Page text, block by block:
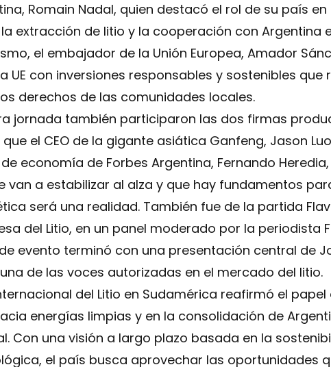
Romain Nadal, quien destacó el rol de su país
extracción de litio y la cooperación con Argentina
el embajador de la Unión Europea, Amador
UE con inversiones responsables y sostenibles
derechos de las comunidades locales.
jornada también participaron las dos firmas
el CEO de la gigante asiática Ganfeng, Jason
economía de Forbes Argentina, Fernando
van a estabilizar al alza y que hay fundamentos
será una realidad. También fue de la partida
del Litio, en un panel moderado por la periodista
evento terminó con una presentación central de
de las voces autorizadas en el mercado del litio.
del Litio en Sudamérica reafirmó el
energías limpias y en la consolidación de
Con una visión a largo plazo basada en la
el país busca aprovechar las oportunidades